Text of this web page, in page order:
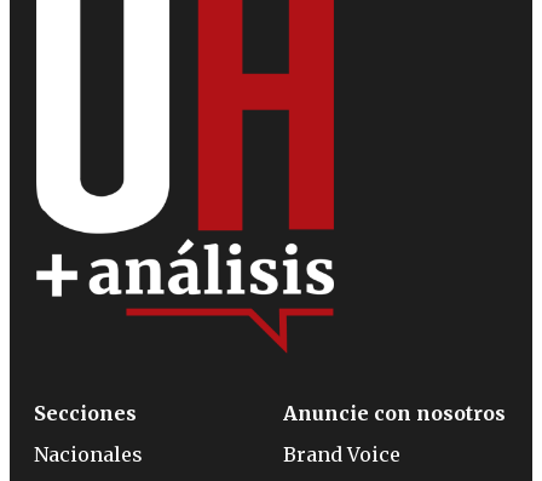
Secciones
Nacionales
Anuncie con nosotros
Brand Voice